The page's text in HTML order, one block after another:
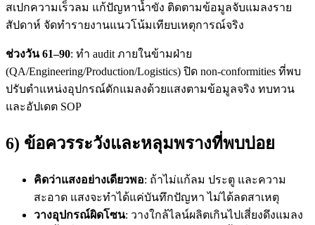
สเปกความเร็วลม แก้ปัญหาน้ำขัง ติดตามข้อมูลจับแมลงราย
สัปดาห์ จัดทำรายงานแนวโน้มเทียบเหตุการณ์จริง
ช่วงวัน 61–90: ทำ audit ภายในข้ามฝ่าย
(QA/Engineering/Production/Logistics) ปิด non-conformities ที่พบ
ปรับตำแหน่งอุปกรณ์ดักแมลงด้วยแสงตามข้อมูลจริง ทบทวน
และอัปเดต SOP
6) ข้อควรระวังและหลุมพรางที่พบบ่อย
คิดว่าแสงอย่างเดียวพอ: ถ้าไม่แก้ลม ประตู และความ
สะอาด แสงจะทำได้แค่บันทึกปัญหา ไม่ได้ลดสาเหตุ
วางอุปกรณ์ผิดโซน: วางใกล้ไลน์ผลิตเกินไปเสี่ยงดึงแมลง